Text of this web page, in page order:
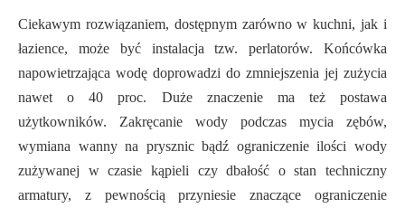
Ciekawym rozwiązaniem, dostępnym zarówno w kuchni, jak i
łazience, może być instalacja tzw. perlatorów. Końcówka
napowietrzająca wodę doprowadzi do zmniejszenia jej zużycia
nawet o 40 proc. Duże znaczenie ma też postawa
użytkowników. Zakręcanie wody podczas mycia zębów,
wymiana wanny na prysznic bądź ograniczenie ilości wody
zużywanej w czasie kąpieli czy dbałość o stan techniczny
armatury, z pewnością przyniesie znaczące ograniczenie